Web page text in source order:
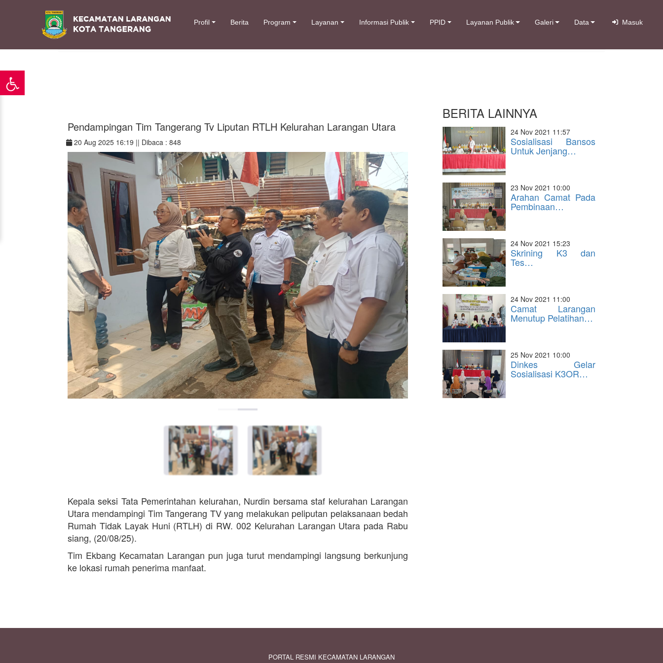
Profil Berita Program Layanan Informasi Publik PPID Layanan Publik Galeri Data Masuk
Pendampingan Tim Tangerang Tv Liputan RTLH Kelurahan Larangan Utara
20 Aug 2025 16:19 || Dibaca : 848
Kepala seksi Tata Pemerintahan kelurahan, Nurdin bersama staf kelurahan Larangan
Utara mendampingi Tim Tangerang TV yang melakukan peliputan pelaksanaan bedah
Rumah Tidak Layak Huni (RTLH) di RW. 002 Kelurahan Larangan Utara pada Rabu
siang, (20/08/25).
Tim Ekbang Kecamatan Larangan pun juga turut mendampingi langsung berkunjung
ke lokasi rumah penerima manfaat.
BERITA LAINNYA
24 Nov 2021 11:57
Sosialisasi Bansos
Untuk Jenjang…
23 Nov 2021 10:00
Arahan Camat Pada
Pembinaan…
24 Nov 2021 15:23
Skrining K3 dan
Tes…
24 Nov 2021 11:00
Camat Larangan
Menutup Pelatihan…
25 Nov 2021 10:00
Dinkes Gelar
Sosialisasi K3OR…
PORTAL RESMI KECAMATAN LARANGAN